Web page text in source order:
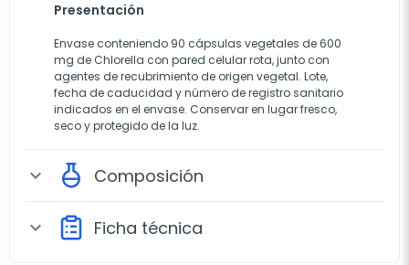
Presentación
Envase conteniendo 90 cápsulas vegetales de 600
mg de Chlorella con pared celular rota, junto con
agentes de recubrimiento de origen vegetal. Lote,
fecha de caducidad y número de registro sanitario
indicados en el envase. Conservar en lugar fresco,
seco y protegido de la luz.
expand_more Composición
expand_more Ficha técnica